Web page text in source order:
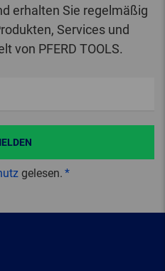
erhalten Sie regelmäßig
Services und
von PFERD TOOLS.
gelesen.